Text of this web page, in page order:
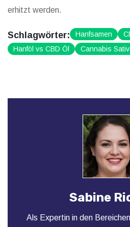
erhitzt werden.
Schlagwörter: Hanfsamen
Hanföl vs CBD Öl
Cannabis
Sabine
Als Expertin in den